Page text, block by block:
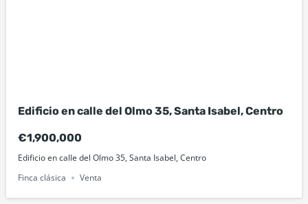
Edificio en calle del Olmo 35, Santa Isabel, Centro
€1,900,000
Edificio en calle del Olmo 35, Santa Isabel, Centro
Finca clásica
Venta